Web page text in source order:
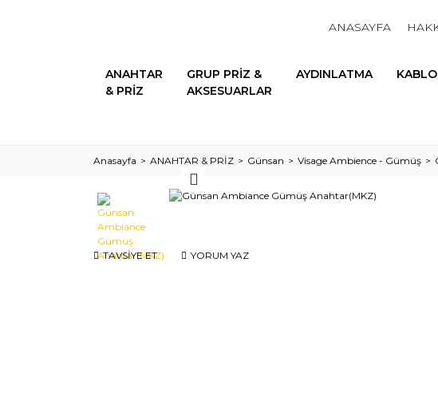
ANASAYFA
ANAHTAR
& PRİZ
GRUP PRİZ &
AKSESUARLAR
AYDINLATMA
Anasayfa ANAHTAR & PRİZ Günsan Visage Ambience - Gümüş
TAVSİYE ET YORUM YAZ